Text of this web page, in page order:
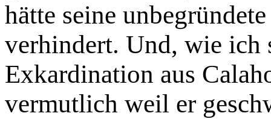
hätte seine
verhindert. Und, wie ich
Exkardination aus
vermutlich weil er